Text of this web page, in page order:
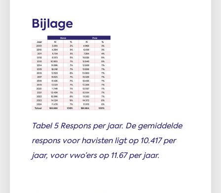
Bijlage
Tabel 5 Respons per jaar. De gemiddelde
respons voor havisten ligt op 10.417 per
jaar, voor vwo’ers op 11.67 per jaar.